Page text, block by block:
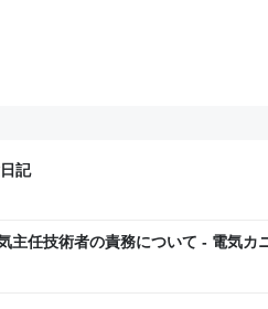
記
主任技術者の責務について - 電気カ